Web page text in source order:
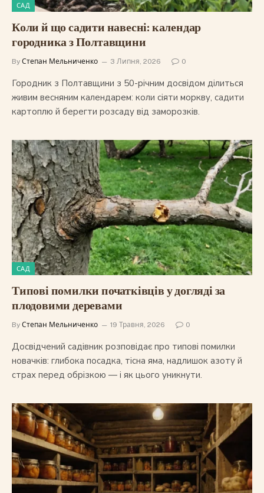
САД
Коли й що садити навесні: календар
городника з Полтавщини
By Степан Мельниченко 3 Липня, 2026 0
Городник з Полтавщини з 50-річним досвідом ділиться
живим весняним календарем: коли сіяти моркву, садити
картоплю й берегти розсаду від заморозків.
САД
Типові помилки початківців у догляді за
плодовими деревами
By Степан Мельниченко 19 Травня, 2026 0
Досвідчений садівник розповідає про типові помилки
новачків: глибока посадка, тісна яма, надлишок азоту й
страх перед обрізкою — і як цього уникнути.